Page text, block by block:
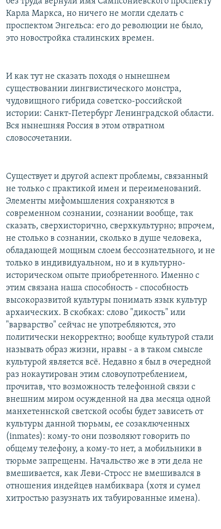
Карла Маркса, но ничего не могли сделать с
проспектом Энгельса: его до революции не было,
это новостройка сталинских времен.
И как тут не сказать походя о нынешнем
существовании лингвистического монстра,
чудовищного гибрида советско-российской
истории: Санкт-Петербург Ленинградской области.
Вся нынешняя Россия в этом отвратном
словосочетании.
Существует и другой аспект проблемы, связанный
не только с практикой имен и переименований.
Элементы мифомышления сохраняются в
современном сознании, сознании вообще, так
сказать, сверхисторично, сверхкультурно; впрочем,
не столько в сознании, сколько в душе человека,
обладающей мощным слоем бессознательного, и не
только в индивидуальном, но и в культурно-
историческом опыте приобретенного. Именно с
этим связана наша способность - способность
высокоразвитой культуры понимать язык культур
архаических. В скобках: слово "дикость" или
"варварство" сейчас не употребляются, это
политически некорректно; вообще культурой стали
называть образ жизни, нравы - а в таком смысле
культурой является всё. Недавно я был в очередной
раз нокаутирован этим словоупотреблением,
прочитав, что возможность телефонной связи с
внешним миром осужденной на два месяца одной
манхетеннской светской особы будет зависеть от
культуры данной тюрьмы, ее созаключенных
(inmates): кому-то они позволяют говорить по
общему телефону, а кому-то нет, а мобильники в
тюрьме запрещены. Начальство же в эти дела не
вмешивается, как Леви-Стросс не вмешивался в
отношения индейцев намбиквара (хотя и сумел
хитростью разузнать их табуированные имена).